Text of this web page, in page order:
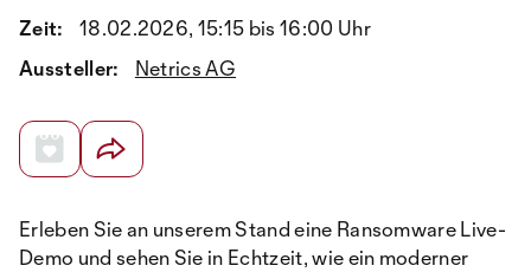
Zeit:
18.02.2026, 15:15 bis 16:00 Uhr
Aussteller:
Netrics AG
Erleben Sie an unserem Stand eine Ransomware Live-
Demo und sehen Sie in Echtzeit, wie ein moderner